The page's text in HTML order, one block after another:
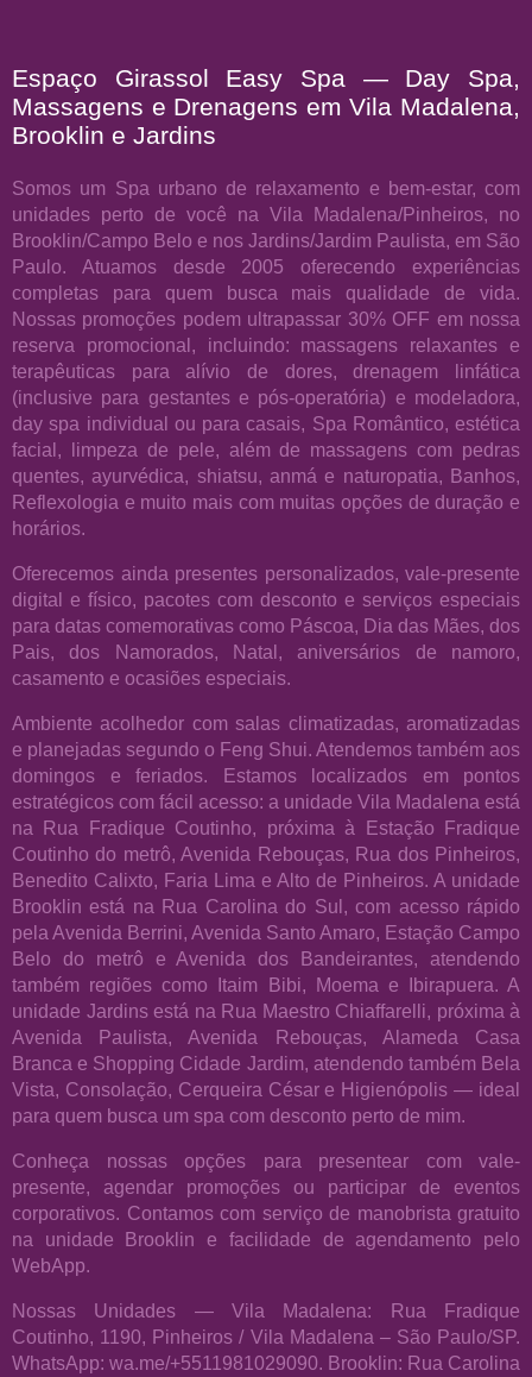
Espaço Girassol Easy Spa — Day Spa,
Massagens e Drenagens em Vila Madalena,
Brooklin e Jardins
Somos um Spa urbano de relaxamento e bem-estar, com
unidades perto de você na Vila Madalena/Pinheiros, no
Brooklin/Campo Belo e nos Jardins/Jardim Paulista, em São
Paulo. Atuamos desde 2005 oferecendo experiências
completas para quem busca mais qualidade de vida.
Nossas promoções podem ultrapassar 30% OFF em nossa
reserva promocional, incluindo: massagens relaxantes e
terapêuticas para alívio de dores, drenagem linfática
(inclusive para gestantes e pós-operatória) e modeladora,
day spa individual ou para casais, Spa Romântico, estética
facial, limpeza de pele, além de massagens com pedras
quentes, ayurvédica, shiatsu, anmá e naturopatia, Banhos,
Reflexologia e muito mais com muitas opções de duração e
horários.
Oferecemos ainda presentes personalizados, vale-presente
digital e físico, pacotes com desconto e serviços especiais
para datas comemorativas como Páscoa, Dia das Mães, dos
Pais, dos Namorados, Natal, aniversários de namoro,
casamento e ocasiões especiais.
Ambiente acolhedor com salas climatizadas, aromatizadas
e planejadas segundo o Feng Shui. Atendemos também aos
domingos e feriados. Estamos localizados em pontos
estratégicos com fácil acesso: a unidade Vila Madalena está
na Rua Fradique Coutinho, próxima à Estação Fradique
Coutinho do metrô, Avenida Rebouças, Rua dos Pinheiros,
Benedito Calixto, Faria Lima e Alto de Pinheiros. A unidade
Brooklin está na Rua Carolina do Sul, com acesso rápido
pela Avenida Berrini, Avenida Santo Amaro, Estação Campo
Belo do metrô e Avenida dos Bandeirantes, atendendo
também regiões como Itaim Bibi, Moema e Ibirapuera. A
unidade Jardins está na Rua Maestro Chiaffarelli, próxima à
Avenida Paulista, Avenida Rebouças, Alameda Casa
Branca e Shopping Cidade Jardim, atendendo também Bela
Vista, Consolação, Cerqueira César e Higienópolis — ideal
para quem busca um spa com desconto perto de mim.
Conheça nossas opções para presentear com vale-
presente, agendar promoções ou participar de eventos
corporativos. Contamos com serviço de manobrista gratuito
na unidade Brooklin e facilidade de agendamento pelo
WebApp.
Nossas Unidades — Vila Madalena: Rua Fradique
Coutinho, 1190, Pinheiros / Vila Madalena – São Paulo/SP.
WhatsApp: wa.me/+5511981029090. Brooklin: Rua Carolina